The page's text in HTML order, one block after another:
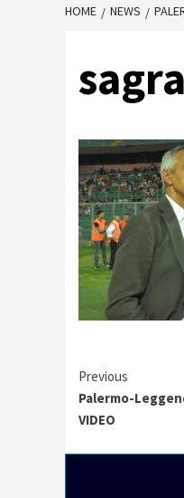
HOME NEWS
Continue
Reading
Previous
Palermo-
VIDEO